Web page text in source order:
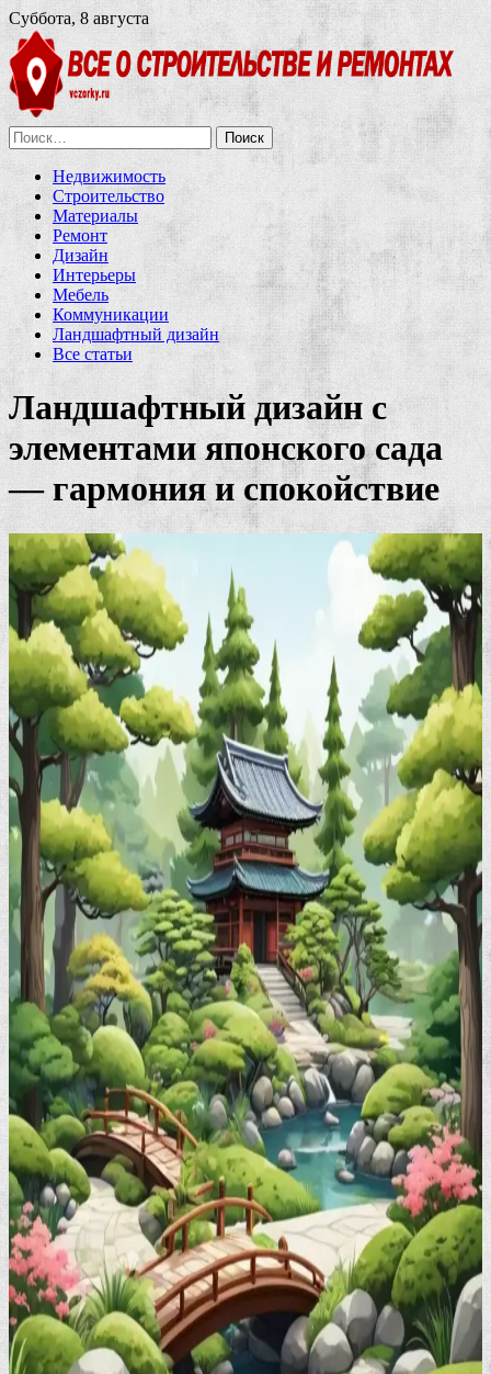
Суббота, 8 августа
Найти:
Недвижимость
Строительство
Материалы
Ремонт
Дизайн
Интерьеры
Мебель
Коммуникации
Ландшафтный дизайн
Все статьи
Ландшафтный дизайн с
элементами японского сада
— гармония и спокойствие